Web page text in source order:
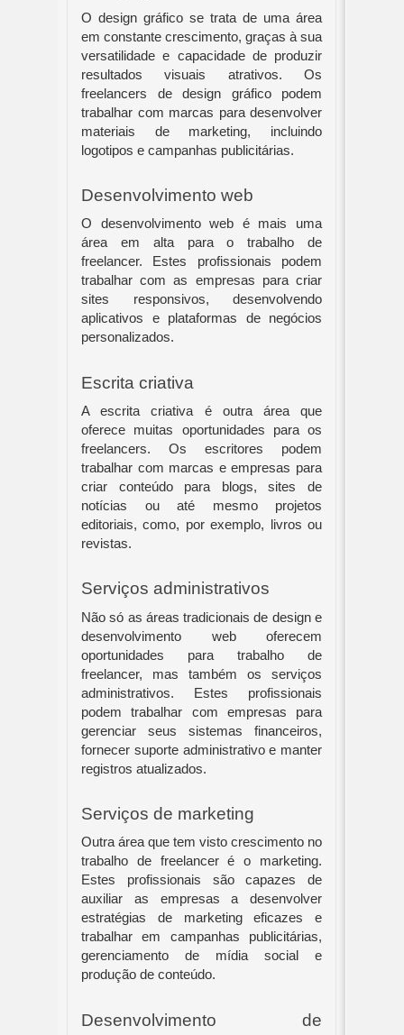
O design gráfico se trata de uma área
em constante crescimento, graças à sua
versatilidade e capacidade de produzir
resultados visuais atrativos. Os
freelancers de design gráfico podem
trabalhar com marcas para desenvolver
materiais de marketing, incluindo
logotipos e campanhas publicitárias.
Desenvolvimento web
O desenvolvimento web é mais uma
área em alta para o trabalho de
freelancer. Estes profissionais podem
trabalhar com as empresas para criar
sites responsivos, desenvolvendo
aplicativos e plataformas de negócios
personalizados.
Escrita criativa
A escrita criativa é outra área que
oferece muitas oportunidades para os
freelancers. Os escritores podem
trabalhar com marcas e empresas para
criar conteúdo para blogs, sites de
notícias ou até mesmo projetos
editoriais, como, por exemplo, livros ou
revistas.
Serviços administrativos
Não só as áreas tradicionais de design e
desenvolvimento web oferecem
oportunidades para trabalho de
freelancer, mas também os serviços
administrativos. Estes profissionais
podem trabalhar com empresas para
gerenciar seus sistemas financeiros,
fornecer suporte administrativo e manter
registros atualizados.
Serviços de marketing
Outra área que tem visto crescimento no
trabalho de freelancer é o marketing.
Estes profissionais são capazes de
auxiliar as empresas a desenvolver
estratégias de marketing eficazes e
trabalhar em campanhas publicitárias,
gerenciamento de mídia social e
produção de conteúdo.
Desenvolvimento de